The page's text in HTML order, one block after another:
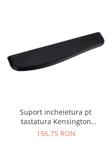
Suport incheietura pt
tastatura Kensington
ErgoSoft, slim, negru
156,75 RON